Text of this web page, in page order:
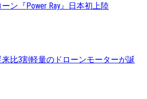
ン『Power Ray』日本初上陸
比3割軽量のドローンモーターが誕